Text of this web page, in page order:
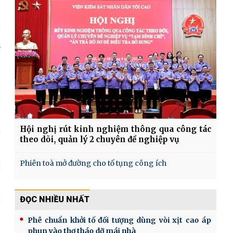
Hội nghị rút kinh nghiệm thông qua công tác
theo dõi, quản lý 2 chuyên đề nghiệp vụ
Phiên toà mở đường cho tố tụng công ích
ĐỌC NHIỀU NHẤT
Phê chuẩn khởi tố đối tượng dùng vòi xịt cao áp
phun vào thợ tháo dỡ mái nhà